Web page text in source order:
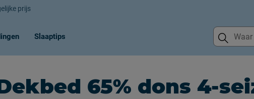
prijs
Slaaptips
65% dons 4-